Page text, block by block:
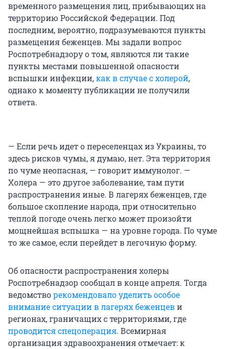
временного размещения лиц, прибывающих на
территорию Российской Федерации. Под
последним, вероятно, подразумеваются пункты
размещения беженцев. Мы задали вопрос
Роспотребнадзору о том, являются ли такие
пункты местами повышенной опасности
вспышки инфекции,как в случае с холерой,
однако к моменту публикации не получили
ответа.
— Если речь идет о переселенцах из Украины, то
здесь рисков чумы, я думаю, нет. Эта территория
по чуме неопасная, — говорит иммунолог. —
Холера — это другое заболевание, там пути
распространения иные. В лагерях беженцев, где
большое скопление народа, при относительно
теплой погоде очень легко может произойти
мощнейшая вспышка — на уровне города. По чуме
то же самое, если перейдет в легочную форму.
Об опасности распространения холеры
Роспотребнадзор сообщал в конце апреля. Тогда
ведомстворекомендовало уделить особое
внимание ситуации в лагерях беженцеви
регионах, граничащих с территориями, где
проводится спецоперация. Всемирная
организация здравоохранения отмечает: к